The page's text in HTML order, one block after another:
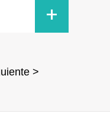
+
>